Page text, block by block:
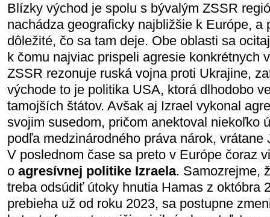
Blízky východ je spolu s bývalým ZSSR
nachádza geograficky najbližšie k Európe, a
dôležité, čo sa tam deje. Obe oblasti sa
k čomu najviac prispeli agresie konkrétnych
ZSSR rezonuje ruská vojna proti Ukrajine,
východe to je politika USA, ktorá dlhodobo
tamojších štátov. Avšak aj Izrael vykonal
svojim susedom, pričom anektoval niekoľko
podľa medzinárodného práva nárok, vrátane
V poslednom čase sa preto v Európe čoraz
o agresívnej politike Izraela. Samozrejme,
treba odsúdiť útoky hnutia Hamas z októbra
prebieha už od roku 2023, sa postupne